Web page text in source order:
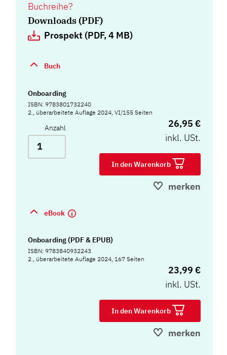
Buchreihe?
Downloads (PDF)
Prospekt (PDF, 4 MB)
Buch
Onboarding
ISBN: 9783801732240
2., überarbeitete Auflage 2024, VI/155 Seiten
Anzahl
26,95 €
inkl. USt.
In den Warenkorb
merken
eBook
Onboarding (PDF & EPUB)
ISBN: 9783840932243
2., überarbeitete Auflage 2024, 167 Seiten
23,99 €
inkl. USt.
In den Warenkorb
merken